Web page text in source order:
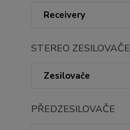
Receivery
STEREO ZESILOVAČE
Zesilovače
PŘEDZESILOVAČE